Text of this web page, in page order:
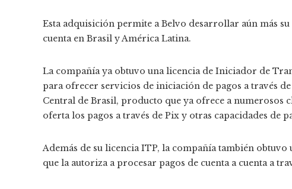
Esta adquisición permite a Belvo desarrollar aún más
cuenta en Brasil y América Latina.
La compañía ya obtuvo una licencia de Iniciador de
para ofrecer servicios de iniciación de pagos a través
Central de Brasil, producto que ya ofrece a numerosos
oferta los pagos a través de Pix y otras capacidades de
Además de su licencia ITP, la compañía también
que la autoriza a procesar pagos de cuenta a cuenta a